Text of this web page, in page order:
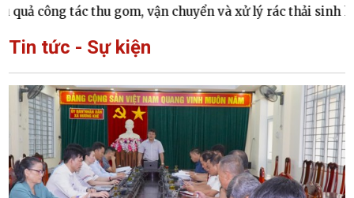
tác thu gom, vận chuyển và xử lý rác thải sinh hoạt
Tin tức - Sự kiện